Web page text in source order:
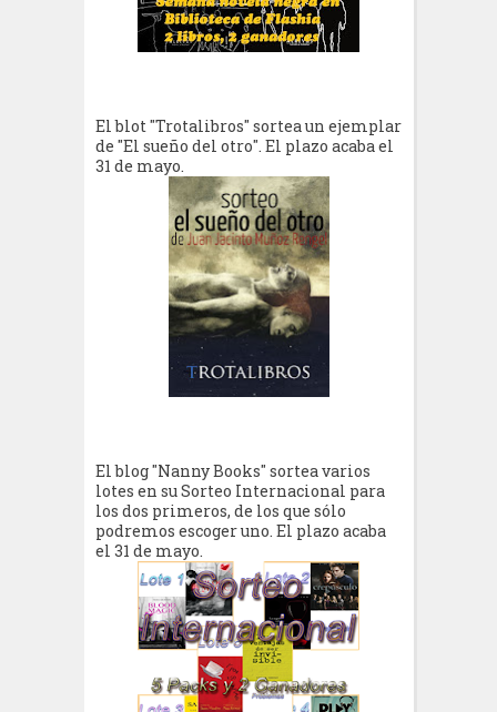
El blot "Trotalibros" sortea un ejemplar
de "El sueño del otro". El plazo acaba el
31 de mayo.
El blog "Nanny Books" sortea varios
lotes en su Sorteo Internacional para
los dos primeros, de los que sólo
podremos escoger uno. El plazo acaba
el 31 de mayo.